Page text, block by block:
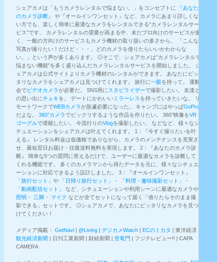
シェアカメは「もうカメラレンタルで悩まない。」をコンセプトに
『あなた
のカメラ診断』
や『オールインワンセット』など、カメラにあまり詳しくな
い方でも、楽しく簡単に最適なカメラをレンタルできる“カメラレンタルサー
ビス”です。 カメラレンタルの需要が高まる中、未だプロ向けのサービスが多
く、一般の方向けのサービスもカメラ機材の取り扱いの多さから、 「こんな
写真が撮りたい！だけど・・・。どのカメラを借りたらいいかわからな
い。」という声が多くあります。 ◎そこで、シェアカメは”カメラレンタルで
悩まない機能”を多く盛り込んだカメラレンタルサービスを開始しました。 シ
ェアカメは公式サイトよりカメラ機材のレンタルができます。 あなたにピッ
タリなカメラをシェアカメは見つけてくれます。 旅行に一眼を持って。 運動
会でビデオカメラが必要だ。 SNS用にスタビライザーで撮影したい。 友達と
の思い出にチェキを。 デートにかわいい ミラーレス を持っていきたいな。 リ
モートワークでWEBカメラが急遽必要になった。 キャンプにはやっぱGoPro
だよな。 360°カメラでビックリするような作品を作りたい。 360°映像をVR
ゴーグルで堪能したい。 今流行りのVlogを撮影したい。 などなど、様々なシ
チュエーションをシェアカメは叶えてくれます。 1：『今すぐ撮りたいを叶
える』 レンタル料金は低価格でありながら、カメラのメンテナンスを充実さ
せ、最短翌日お届け・往復送料無料を実現します。 2：『あなたのカメラ診
断』 簡単な5つの質問に答えるだけで、ユーザーに最適なカメラを診断して
くれる機能です。 多くのカメラマンから得たデータを元に、様々なシチュエ
ーションに対応できるよう設計しました。 3：『オールインワンセット』
「旅行セット」 や 「日帰り旅行セット」 ・ 「料理・趣味撮影セット」
・
「動画配信セット」
など、シチュエーションや利用シーンに最適なカメラや
照明 ・ 三脚 ・ マイク などが全てセットになって届く「借りたらそのまま撮
影できる」セットです。 ◎シェアカメで、あなたにピッタリなカメラを見つ
けてください！
メディア掲載： GetNavi | @Living | デジカメWatch | ECのミカタ | 東洋経済 |
観光経済新聞 | 日刊工業新聞 | 財経新聞 | 登竜門 | フジテレビュー!! | CAPA
CAMERA